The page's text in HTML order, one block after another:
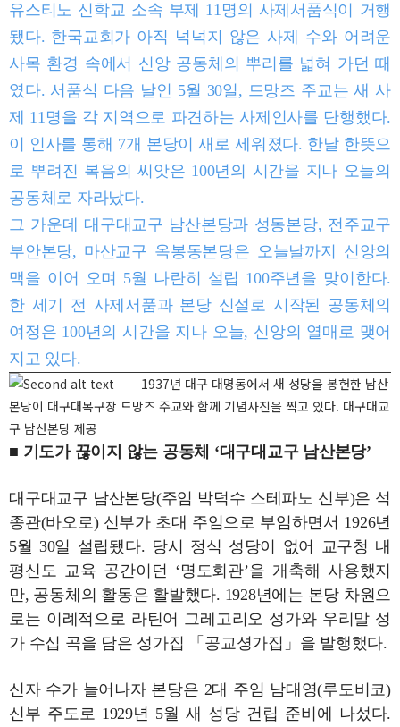
유스티노 신학교 소속 부제 11명의 사제서품식이 거행
됐다. 한국교회가 아직 넉넉지 않은 사제 수와 어려운
사목 환경 속에서 신앙 공동체의 뿌리를 넓혀 가던 때
였다. 서품식 다음 날인 5월 30일, 드망즈 주교는 새 사
제 11명을 각 지역으로 파견하는 사제인사를 단행했다.
이 인사를 통해 7개 본당이 새로 세워졌다. 한날 한뜻으
로 뿌려진 복음의 씨앗은 100년의 시간을 지나 오늘의
공동체로 자라났다.
그 가운데 대구대교구 남산본당과 성동본당, 전주교구
부안본당, 마산교구 옥봉동본당은 오늘날까지 신앙의
맥을 이어 오며 5월 나란히 설립 100주년을 맞이한다.
한 세기 전 사제서품과 본당 신설로 시작된 공동체의
여정은 100년의 시간을 지나 오늘, 신앙의 열매로 맺어
지고 있다.
1937년 대구 대명동에서 새 성당을 봉헌한 남산
본당이 대구대목구장 드망즈 주교와 함께 기념사진을 찍고 있다. 대구대교
구 남산본당 제공
■ 기도가 끊이지 않는 공동체 ‘대구대교구 남산본당’
대구대교구 남산본당(주임 박덕수 스테파노 신부)은 석
종관(바오로) 신부가 초대 주임으로 부임하면서 1926년
5월 30일 설립됐다. 당시 정식 성당이 없어 교구청 내
평신도 교육 공간이던 ‘명도회관’을 개축해 사용했지
만, 공동체의 활동은 활발했다. 1928년에는 본당 차원으
로는 이례적으로 라틴어 그레고리오 성가와 우리말 성
가 수십 곡을 담은 성가집 「공교셩가집」을 발행했다.
신자 수가 늘어나자 본당은 2대 주임 남대영(루도비코)
신부 주도로 1929년 5월 새 성당 건립 준비에 나섰다.